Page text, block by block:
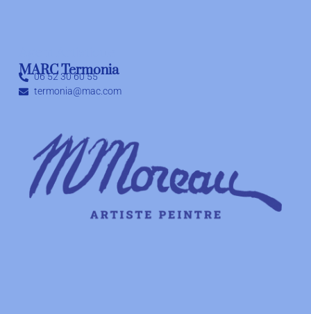
MARC Termonia
06 52 30 60 55
termonia@mac.com